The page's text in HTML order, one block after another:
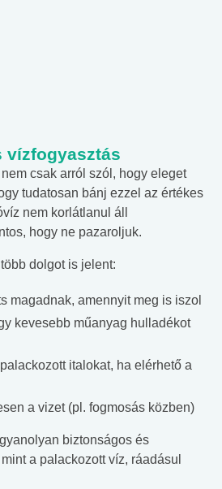
vízfogyasztás
csak arról szól, hogy eleget
tudatosan bánj ezzel az értékes
nem korlátlanul áll
hogy ne pazaroljuk.
dolgot is jelent:
magadnak, amennyit meg is iszol
kevesebb műanyag hulladékot
italokat, ha elérhető a
a vizet (pl. fogmosás közben)
biztonságos és
a palackozott víz, ráadásul